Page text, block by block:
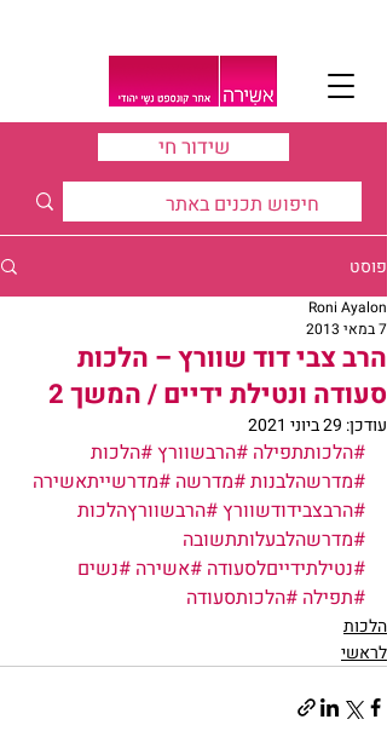
שידור חי
פוסט
הרב צבי דוד שוורץ – הלכות
סעודה ונטילת ידיים / המשך 2
Roni Ayalon
7 במאי 2013
עודכן: 29 ביוני 2021
#הלכותתפילה #הרבשוורץ#הלכות
#מדרשהלבנות#מדרשה #מדרשייתאשירה
#הרבצבידודשוורץ#הרבשוורץהלכות
#מדרשהלבעלותתשובה
#נטילתידייםלסעודה #אשירה #נשים
#תפילה #הלכותסעודה
הלכות
לראשי